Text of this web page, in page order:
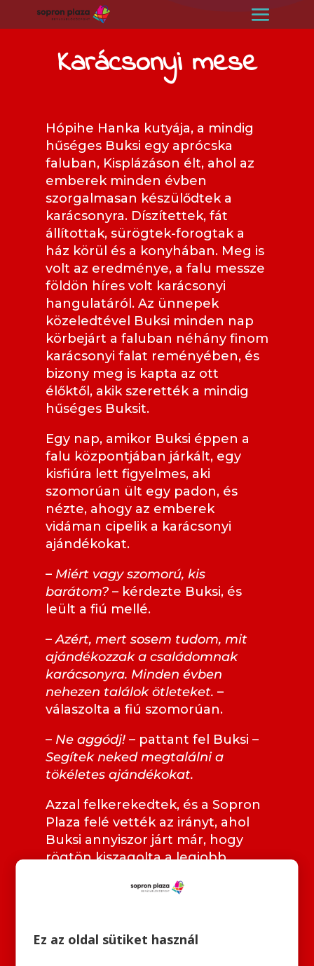
Karácsonyi mese
Hópihe Hanka kutyája, a mindig
hűséges Buksi egy aprócska
faluban, Kisplázáson élt, ahol az
emberek minden évben
szorgalmasan készülődtek a
karácsonyra. Díszítettek, fát
állítottak, sürögtek-forogtak a
ház körül és a konyhában. Meg is
volt az eredménye, a falu messze
földön híres volt karácsonyi
hangulatáról. Az ünnepek
közeledtével Buksi minden nap
körbejárt a faluban néhány finom
karácsonyi falat reményében, és
bizony meg is kapta az ott
élőktől, akik szerették a mindig
hűséges Buksit.
Egy nap, amikor Buksi éppen a
falu központjában járkált, egy
kisfiúra lett figyelmes, aki
szomorúan ült egy padon, és
nézte, ahogy az emberek
vidáman cipelik a karácsonyi
ajándékokat.
– Miért vagy szomorú, kis
barátom?– kérdezte Buksi, és
leült a fiú mellé.
–Azért, mert sosem tudom, mit
ajándékozzak a családomnak
karácsonyra. Minden évben
nehezen találok ötleteket. –
válaszolta a fiú szomorúan.
– Ne aggódj!– pattant fel Buksi –
Segítek neked megtalálni a
tökéletes ajándékokat.
Azzal felkerekedtek, és a Sopron
Plaza felé vették az irányt, ahol
Buksi annyiszor járt már, hogy
rögtön kiszagolta a legjobb
csöppentek, amely olyan szép és
Még a télapóval is találkoztak.
Ez az oldal sütiket használ